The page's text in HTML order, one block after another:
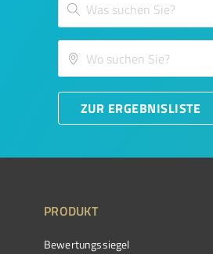
ZUR ERGEBNISLISTE
PRODUKT
Bewertungssiegel